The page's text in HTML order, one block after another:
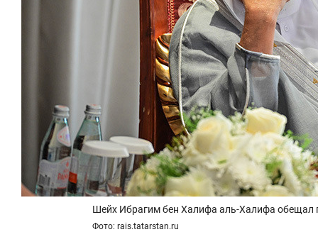
Шейх Ибрагим бен Халифа аль-Халифа обещал
Фото: rais.tatarstan.ru